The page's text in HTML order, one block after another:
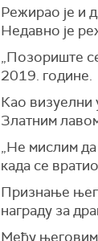
Режирао је и
Недавно је
„Позориште
2019. године.
Као визуелни
Златним
„Не мислим
када се
Признање
награду за
Међу његовим